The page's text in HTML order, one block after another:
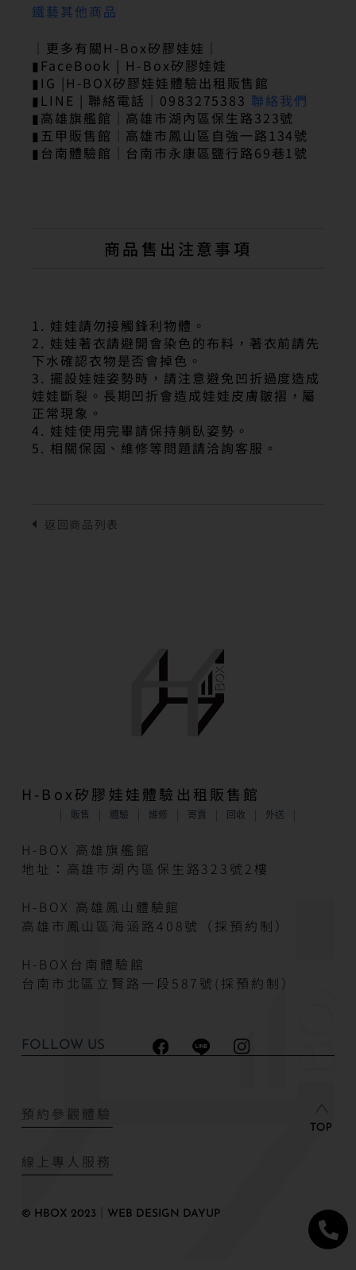
鐵藝其他商品
｜更多有關H-Box矽膠娃娃｜
▮FaceBook | H-Box矽膠娃娃
▮IG |H-BOX矽膠娃娃體驗出租販售館
▮LINE | 聯絡電話｜0983275383 聯絡我們
▮高雄旗艦館｜高雄市湖內區保生路323號
▮五甲販售館｜高雄市鳳山區自強一路134號
▮台南體驗館｜台南市永康區鹽行路69巷1號
商品售出注意事項
1. 娃娃請勿接觸鋒利物體。
2. 娃娃著衣請避開會染色的布料，著衣前請先
下水確認衣物是否會掉色。
3. 擺設娃娃姿勢時，請注意避免凹折過度造成
娃娃斷裂。長期凹折會造成娃娃皮膚皺摺，屬
正常現象。
4. 娃娃使用完畢請保持躺臥姿勢。
5. 相關保固、維修等問題請洽詢客服。
H-Box矽膠娃娃體驗出租販售館
販售 體驗 維修 寄賣 回收 外送
H-BOX 高雄旗艦館
地址：高雄市湖內區保生路323號2樓
H-BOX 高雄鳳山體驗館
高雄市鳳山區海涵路408號（採預約制）
H-BOX台南體驗館
台南市北區立賢路一段587號(採預約制）
FOLLOW US
預約參觀體驗
線上專人服務
© HBOX 2023｜WEB DESIGN DAYUP